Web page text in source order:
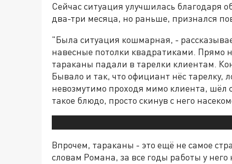
Сейчас ситуация улучшилась благодаря
два-три месяца, но раньше, признался
"Была ситуация кошмарная, -
навесные потолки квадратиками. Прямо
тараканы падали в тарелки клиентам.
Бывало и так, что официант нёс тарелку,
невозмутимо проходя мимо клиента, шёл
такое блюдо, просто скинув с него
Впрочем, тараканы - это ещё не самое
словам Романа, за все годы работы у